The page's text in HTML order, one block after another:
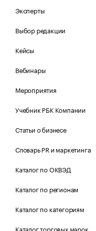
Эксперты
Выбор редакции
Кейсы
Вебинары
Мероприятия
Учебник РБК Компании
Статьи о бизнесе
Словарь PR и маркетинга
Каталог по ОКВЭД
Каталог по регионам
Каталог по категориям
Каталог торговых марок